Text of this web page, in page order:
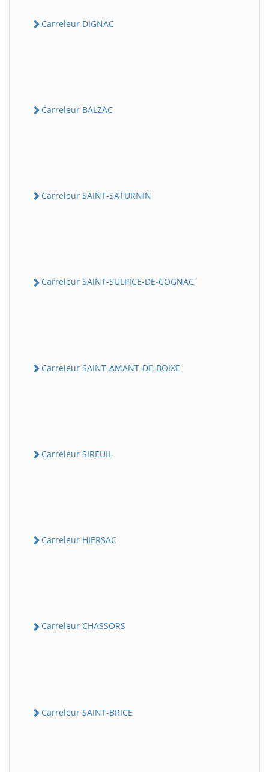
Carreleur DIGNAC
Carreleur BALZAC
Carreleur SAINT-SATURNIN
Carreleur SAINT-SULPICE-DE-COGNAC
Carreleur SAINT-AMANT-DE-BOIXE
Carreleur SIREUIL
Carreleur HIERSAC
Carreleur CHASSORS
Carreleur SAINT-BRICE